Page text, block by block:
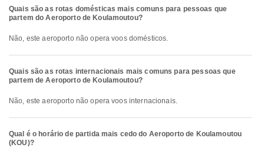
Quais são as rotas domésticas mais comuns para pessoas que
partem do Aeroporto de Koulamoutou?
Não, este aeroporto não opera voos domésticos.
Quais são as rotas internacionais mais comuns para pessoas que
partem de Aeroporto de Koulamoutou?
Não, este aeroporto não opera voos internacionais.
Qual é o horário de partida mais cedo do Aeroporto de Koulamoutou
(KOU)?